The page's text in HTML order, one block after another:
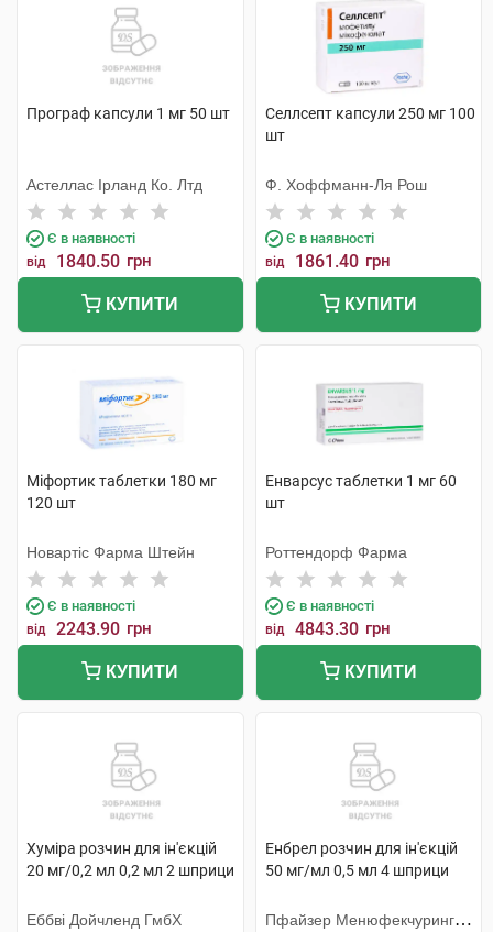
Програф капсули 1 мг 50 шт
Астеллас Ірланд Ко. Лтд
Є в наявності
від 1840.50 грн
КУПИТИ
Селлсепт капсули 250 мг 100
шт
Ф. Хоффманн-Ля Рош
Є в наявності
від 1861.40 грн
КУПИТИ
Міфортик таблетки 180 мг
120 шт
Новартіс Фарма Штейн
Є в наявності
від 2243.90 грн
КУПИТИ
Енварсус таблетки 1 мг 60
шт
Роттендорф Фарма
Є в наявності
від 4843.30 грн
КУПИТИ
Хуміра розчин для ін'єкцій
20 мг/0,2 мл 0,2 мл 2 шприци
Еббві Дойчленд ГмбХ
Енбрел розчин для ін'єкцій
50 мг/мл 0,5 мл 4 шприци
Пфайзер Менюфекчуринг